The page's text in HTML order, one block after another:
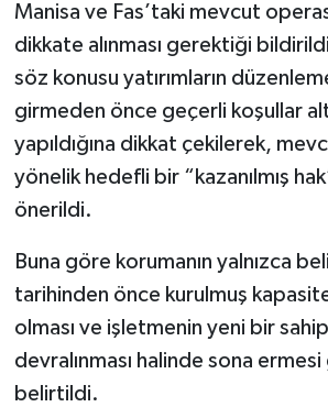
Manisa ve Fas’taki mevcut
dikkate alınması gerektiği
söz konusu yatırımların
girmeden önce geçerli koşullar
yapıldığına dikkat çekilerek,
yönelik hedefli bir “kazanılmış
önerildi.
Buna göre korumanın yalnızca
tarihinden önce kurulmuş
olması ve işletmenin yeni bir
devralınması halinde sona
belirtildi.